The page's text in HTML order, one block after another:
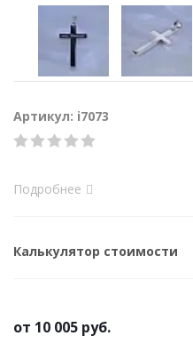
Артикул: i7073
Подробнее
Калькулятор стоимости
от 10 005 руб.